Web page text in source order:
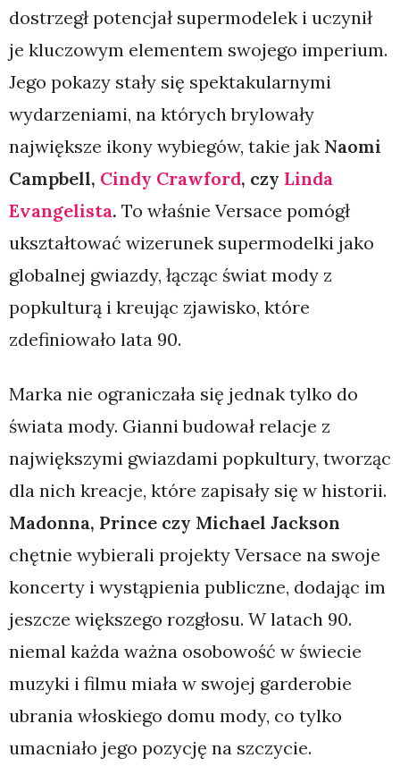
dostrzegł potencjał supermodelek i uczynił
je kluczowym elementem swojego imperium.
Jego pokazy stały się spektakularnymi
wydarzeniami, na których brylowały
największe ikony wybiegów, takie jak Naomi
Campbell, Cindy Crawford, czy Linda
Evangelista. To właśnie Versace pomógł
ukształtować wizerunek supermodelki jako
globalnej gwiazdy, łącząc świat mody z
popkulturą i kreując zjawisko, które
zdefiniowało lata 90.
Marka nie ograniczała się jednak tylko do
świata mody. Gianni budował relacje z
największymi gwiazdami popkultury, tworząc
dla nich kreacje, które zapisały się w historii.
Madonna, Prince czy Michael Jackson
chętnie wybierali projekty Versace na swoje
koncerty i wystąpienia publiczne, dodając im
jeszcze większego rozgłosu. W latach 90.
niemal każda ważna osobowość w świecie
muzyki i filmu miała w swojej garderobie
ubrania włoskiego domu mody, co tylko
umacniało jego pozycję na szczycie.